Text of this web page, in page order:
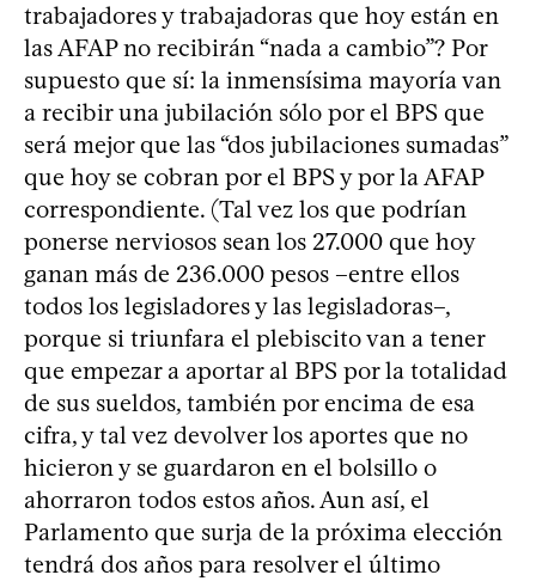
trabajadores y trabajadoras que hoy están en
las AFAP no recibirán “nada a cambio”? Por
supuesto que sí: la inmensísima mayoría van
a recibir una jubilación sólo por el BPS que
será mejor que las “dos jubilaciones sumadas”
que hoy se cobran por el BPS y por la AFAP
correspondiente. (Tal vez los que podrían
ponerse nerviosos sean los 27.000 que hoy
ganan más de 236.000 pesos –entre ellos
todos los legisladores y las legisladoras–,
porque si triunfara el plebiscito van a tener
que empezar a aportar al BPS por la totalidad
de sus sueldos, también por encima de esa
cifra, y tal vez devolver los aportes que no
hicieron y se guardaron en el bolsillo o
ahorraron todos estos años. Aun así, el
Parlamento que surja de la próxima elección
tendrá dos años para resolver el último